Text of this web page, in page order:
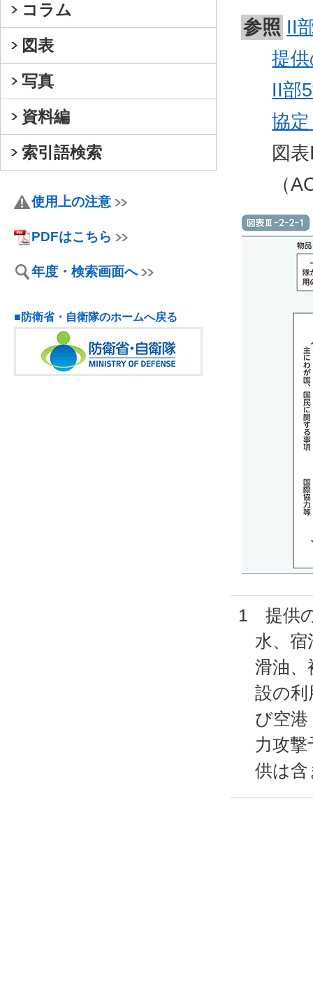
コラム
図表
写真
資料編
索引語検索
使用上の注意
PDFはこちら
年度・検索画面へ
■防衛省・自衛隊のホームへ戻る
参照 II
提
II部
協
図
（
1 提供
水、宿
滑油、
設の利
び空港
力攻
供は含